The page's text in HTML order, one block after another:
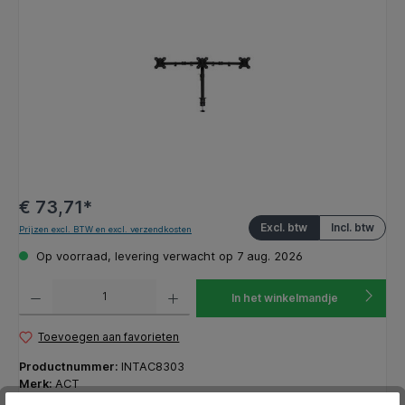
€ 73,71*
Incl. btw
Excl. btw
Prijzen excl. BTW en excl. verzendkosten
Op voorraad, levering verwacht op 7 aug. 2026
In het winkelmandje
Toevoegen aan favorieten
Productnummer: INTAC8303
Merk:ACT